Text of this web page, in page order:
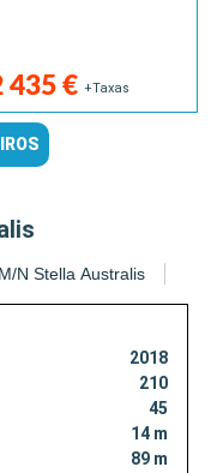
435 € +Taxas
M/N Stella Australis
2018
210
45
14 m
89 m